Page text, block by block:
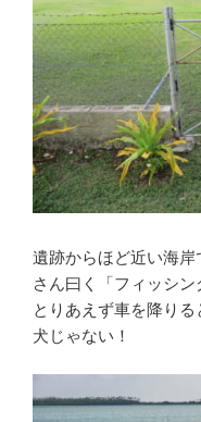
遺跡からほど近い海
さん曰く「フィッシン
とりあえず車を降りる
犬じゃない！